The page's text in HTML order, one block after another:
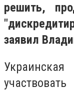
решить,
заявил